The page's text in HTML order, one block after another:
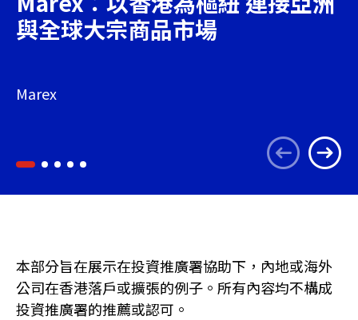
與全球大宗商品市場
Marex
本部分旨在展示在投資推廣署協助下，內地或海外
公司在香港落戶或擴張的例子。所有內容均不構成
投資推廣署的推薦或認可。